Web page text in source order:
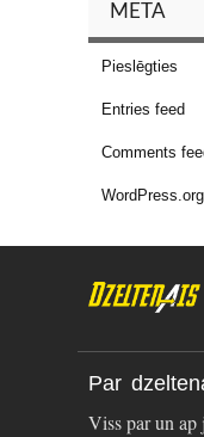
META
Pieslēgties
Entries feed
Comments
WordPress.org
Par
Viss par un ap